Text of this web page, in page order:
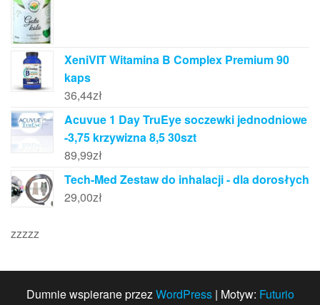
XeniVIT Witamina B Complex Premium 90
kaps
36,44zł
Acuvue 1 Day TruEye soczewki jednodniowe
-3,75 krzywizna 8,5 30szt
89,99zł
Tech-Med Zestaw do inhalacji - dla dorosłych
29,00zł
zzzzz
Dumnie wspierane przezWordPress | Motyw: Futurio